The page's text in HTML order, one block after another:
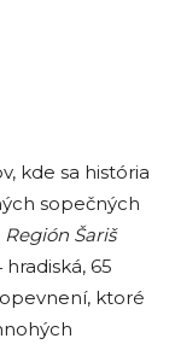
kde sa história
sopečných
Región Šariš
65
ktoré